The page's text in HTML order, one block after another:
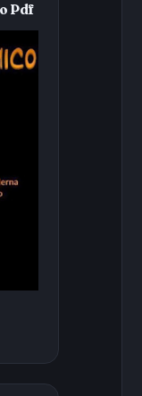
Pdf